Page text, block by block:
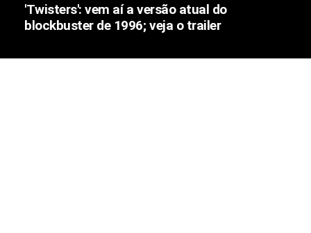
'Twisters': vem aí a versão atual do
blockbuster de 1996; veja o trailer